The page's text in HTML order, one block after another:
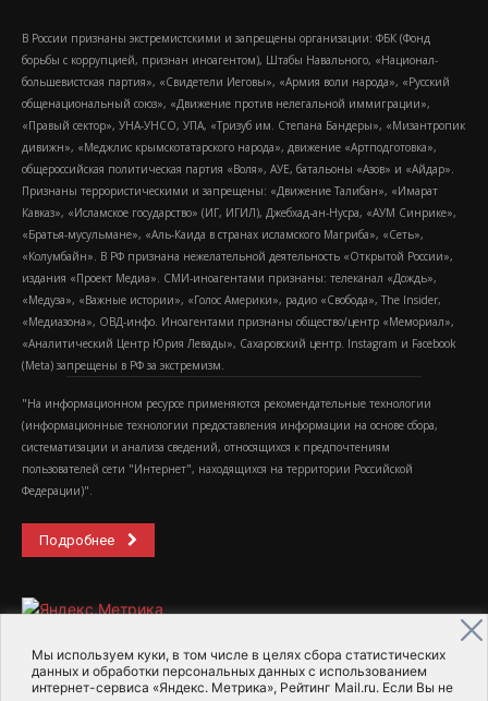
Мы используем куки, в том числе в целях сбора статистических
данных и обработки персональных данных с использованием
интернет-сервиса «Яндекс. Метрика», Рейтинг Mail.ru. Если Вы не
В России признаны экстремистскими и запрещены организации: ФБК (Фонд
борьбы с коррупцией, признан иноагентом), Штабы Навального, «Национал-
большевистская партия», «Свидетели Иеговы», «Армия воли народа», «Русский
общенациональный союз», «Движение против нелегальной иммиграции»,
«Правый сектор», УНА-УНСО, УПА, «Тризуб им. Степана Бандеры», «Мизантропик
дивижн», «Меджлис крымскотатарского народа», движение «Артподготовка»,
общероссийская политическая партия «Воля», АУЕ, батальоны «Азов» и «Айдар».
Признаны террористическими и запрещены: «Движение Талибан», «Имарат
Кавказ», «Исламское государство» (ИГ, ИГИЛ), Джебхад-ан-Нусра, «АУМ Синрике»,
«Братья-мусульмане», «Аль-Каида в странах исламского Магриба», «Сеть»,
«Колумбайн». В РФ признана нежелательной деятельность «Открытой России»,
издания «Проект Медиа». СМИ-иноагентами признаны: телеканал «Дождь»,
«Медуза», «Важные истории», «Голос Америки», радио «Свобода», The Insider,
«Медиазона», ОВД-инфо. Иноагентами признаны общество/центр «Мемориал»,
«Аналитический Центр Юрия Левады», Сахаровский центр. Instagram и Facebook
(Metа) запрещены в РФ за экстремизм.
"На информационном ресурсе применяются рекомендательные технологии
(информационные технологии предоставления информации на основе сбора,
систематизации и анализа сведений, относящихся к предпочтениям
пользователей сети "Интернет", находящихся на территории Российской
Федерации)".
Подробнее